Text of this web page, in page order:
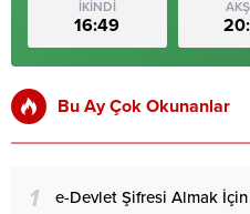
İKİNDİ
16:49
Bu Ay Çok Okunanlar
1 e-Devlet Şifresi Almak İçin